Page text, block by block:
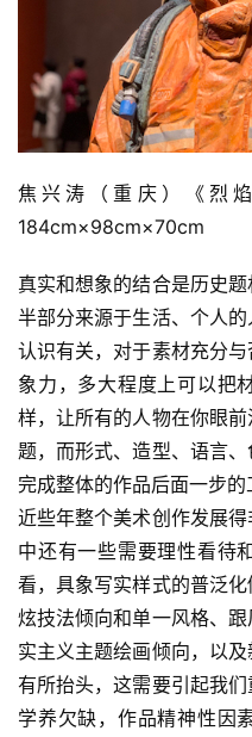
焦兴涛（重庆）《烈
184cm×98cm×70cm
真实和想象的结合是历史
半部分来源于生活、个人
认识有关，对于素材充分
象力，多大程度上可以把
样，让所有的人物在你眼
题，而形式、造型、语言
完成整体的作品后面一步的
近些年整个美术创作发展
中还有一些需要理性看待
看，具象写实样式的普泛化
炫技法倾向和单一风格、
实主义主题绘画倾向，以
有所抬头，这需要引起我
学养欠缺，作品精神性因